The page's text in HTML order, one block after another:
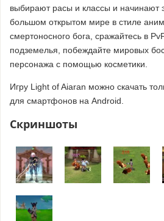
выбирают расы и классы и начинают
большом открытом мире в стиле
смертоносного бога, сражайтесь в
подземелья, побеждайте мировых
персонажа с помощью косметики.
Игру Light of Aiaran можно скачать
для смартфонов на Android.
Скриншоты